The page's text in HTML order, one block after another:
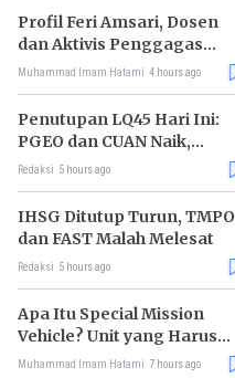
Profil Feri Amsari, Dosen
dan Aktivis Penggagas
Kabinet Bayangan
Muhammad Imam Hatami 4 hours ago
Penutupan LQ45 Hari Ini:
PGEO dan CUAN Naik,
MBMA Turun
Redaksi 5 hours ago
IHSG Ditutup Turun, TMPO
dan FAST Malah Melesat
Redaksi 5 hours ago
Apa Itu Special Mission
Vehicle? Unit yang Harus
Bereskan Utang Whoosh
Muhammad Imam Hatami 7 hours ago